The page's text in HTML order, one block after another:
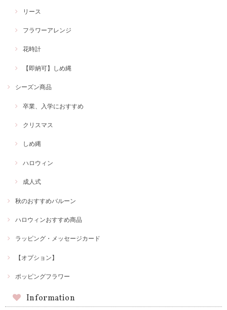
リース
フラワーアレンジ
花時計
【即納可】しめ縄
シーズン商品
卒業、入学におすすめ
クリスマス
しめ縄
ハロウィン
成人式
秋のおすすめバルーン
ハロウィンおすすめ商品
ラッピング・メッセージカード
【オプション】
ポッピングフラワー
Information